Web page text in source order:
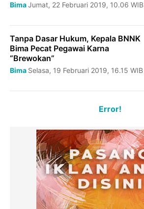
BimaJumat, 22 Februari 2019, 10.06 WIB
Tanpa Dasar Hukum, Kepala BNNK
Bima Pecat Pegawai Karna
“Brewokan”
Bima Selasa, 19 Februari 2019, 16.15 WIB
Error!